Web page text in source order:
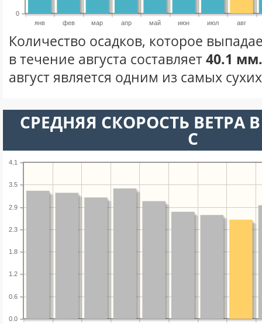
янв фев мар апр май июн июл авг
0
Количество осадков, которое
в течение августа составляет40.1 мм.
август является одним из самых
СРЕДНЯЯ СКОРОСТЬ ВЕТРА
С
0.0
0.6
1.2
1.8
2.3
2.9
3.5
4.1